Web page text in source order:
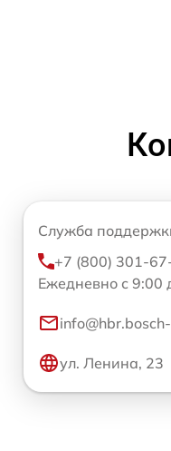
Служба
+7 (800) 301-
Ежедневно с 9:00
ул. Ленина, 23